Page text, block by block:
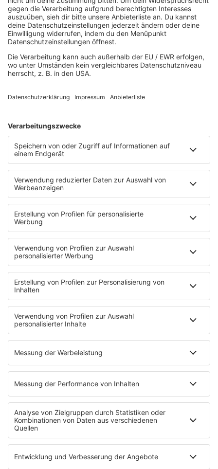
HOME
MUSIK
Playlist
Streams
Rocknews
Band-Alphabet
Rockfakten
Rockquiz
Videos
PROGRAMM
Sendungen
Moderatoren
Podcasts
Hells Bells
Musikwunsch
AKTIONEN
Backstagebereich
King of BOB
Beichtstuhl
Neuerscheinung
Newcomer
Konzertkalender
Festivals
Wacken Open Air
SHOP
RADIO BOB!
Impressum